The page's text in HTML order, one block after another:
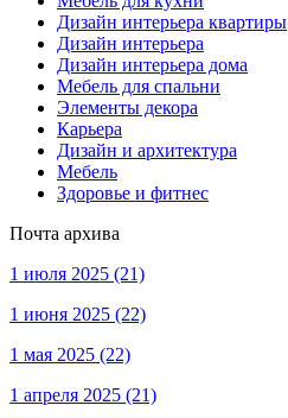
Дизайн интерьера квартиры
Дизайн интерьера
Дизайн интерьера дома
Мебель для спальни
Элементы декора
Карьера
Дизайн и архитектура
Мебель
Здоровье и фитнес
Почта архива
1 июля 2025 (21)
1 июня 2025 (22)
1 мая 2025 (22)
1 апреля 2025 (21)